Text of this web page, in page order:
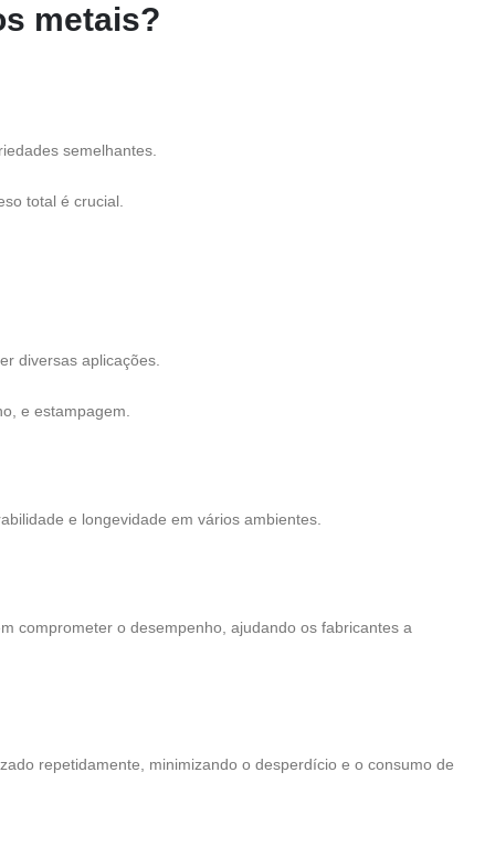
metais?
semelhantes.
total é crucial.
diversas aplicações.
e estampagem.
e longevidade em vários ambientes.
comprometer o desempenho, ajudando os fabricantes a
repetidamente, minimizando o desperdício e o consumo de